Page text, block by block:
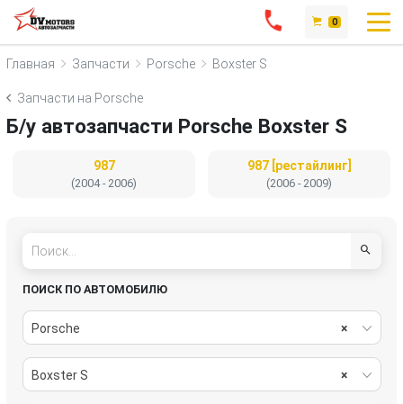
0
Главная Запчасти Porsche Boxster S
Запчасти на Porsche
Б/у автозапчасти Porsche Boxster S
987
(2004 - 2006)
987 [рестайлинг]
(2006 - 2009)
ПОИСК ПО АВТОМОБИЛЮ
×
Porsche
×
Boxster S